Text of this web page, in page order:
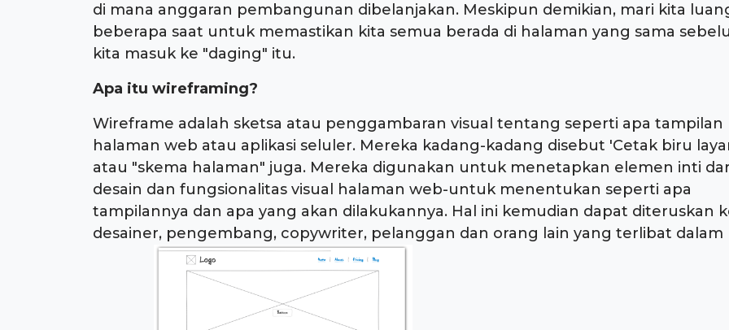
di mana anggaran pembangunan dibelanjakan. Meskipun demikian, mari kita
beberapa saat untuk memastikan kita semua berada di halaman yang sama
kita masuk ke "daging" itu.
Apa itu wireframing?
Wireframe adalah sketsa atau penggambaran visual tentang seperti apa tampilan
halaman web atau aplikasi seluler. Mereka kadang-kadang disebut 'Cetak biru
atau "skema halaman" juga. Mereka digunakan untuk menetapkan elemen inti
desain dan fungsionalitas visual halaman web-untuk menentukan seperti apa
tampilannya dan apa yang akan dilakukannya. Hal ini kemudian dapat diteruskan
desainer, pengembang, copywriter, pelanggan dan orang lain yang terlibat dalam